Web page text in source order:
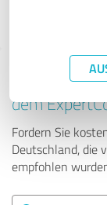
Tipp: Die
dem
Fordern Sie
Deutschland, die
empfohlen